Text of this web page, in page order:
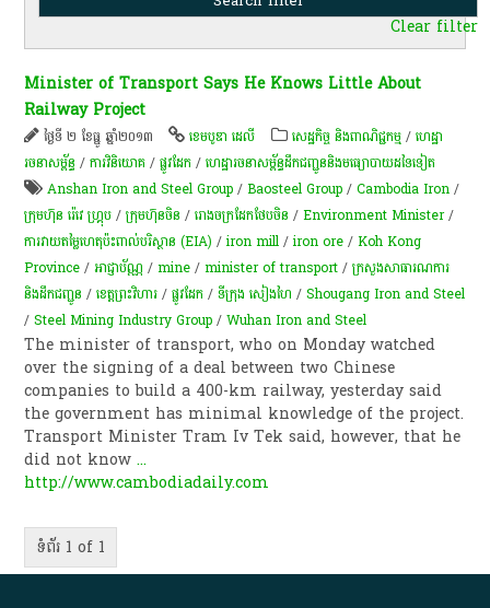
Clear filter
Minister of Transport Says He Knows Little About
Railway Project
ថ្ងៃទី ២ ខែធ្នូ ឆ្នាំ២០១៣ ខេមបូឌា ដេលី សេដ្ឋកិច្ច និងពាណិជ្ជកម្ម /ហេដ្ឋា
រចនាសម្ព័ន្ធ /ការវិនិយោគ /ផ្លូវដែក /ហេដ្ឋារចនាសម្ព័ន្ធដឹកជញ្ជូននិងមធ្យោបាយដទៃទៀត
Anshan Iron and Steel Group /Baosteel Group /Cambodia Iron /
ក្រុមហ៊ុន រ៉េវេ ហ្គ្រុប /ក្រុមហ៊ុន​ចិន /រោងចក្រ​ដែកថែប​ចិន /Environment Minister/
ការវាយតម្លៃហេតុប៉ះពាល់បរិស្ថាន (EIA)​ /iron mill /iron ore /Koh Kong
Province /អាជ្ញាប័ណ្ណ /mine /minister of transport /​ក្រសួង​សាធារណការ
និង​ដឹក​ជញ្ជូន /ខេត្តព្រះវិហារ /ផ្លូវដែក /ទីក្រុង សៀងហៃ /Shougang Iron and Steel
/Steel Mining Industry Group /Wuhan Iron and Steel
The minister of transport, who on Monday watched
over the signing of a deal between two Chinese
companies to build a 400-km railway, yesterday said
the government has minimal knowledge of the project.
Transport Minister Tram Iv Tek said, however, that he
did not know...
http://www.cambodiadaily.com
ទំព័រ 1 of 1